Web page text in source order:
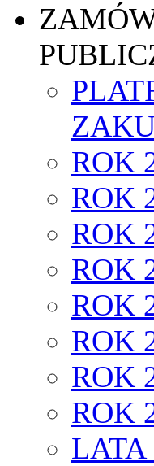
ROK
ROK
ROK
ROK
ROK
ROK
ROK
ROK
LATA